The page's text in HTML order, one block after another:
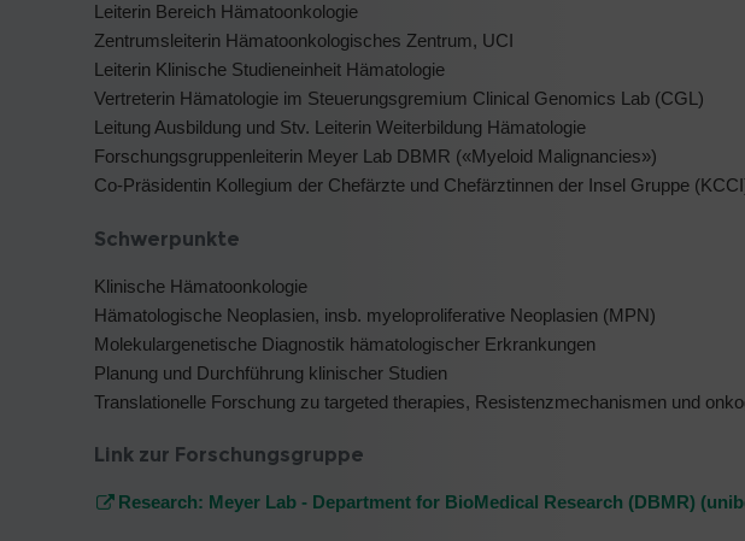
Leiterin Bereich Hämatoonkologie
Zentrumsleiterin Hämatoonkologisches Zentrum, UCI
Leiterin Klinische Studieneinheit Hämatologie
Vertreterin Hämatologie im Steuerungsgremium Clinical Genomics Lab (CGL)
Leitung Ausbildung und Stv. Leiterin Weiterbildung Hämatologie
Forschungsgruppenleiterin Meyer Lab DBMR («Myeloid Malignancies»)
Co-Präsidentin Kollegium der Chefärzte und Chefärztinnen der Insel Gruppe
Schwerpunkte
Klinische Hämatoonkologie
Hämatologische Neoplasien, insb. myeloproliferative Neoplasien (MPN)
Molekulargenetische Diagnostik hämatologischer Erkrankungen
Planung und Durchführung klinischer Studien
Translationelle Forschung zu targeted therapies, Resistenzmechanismen und
Link zur Forschungsgruppe
Research: Meyer Lab - Department for BioMedical Research (DBMR)